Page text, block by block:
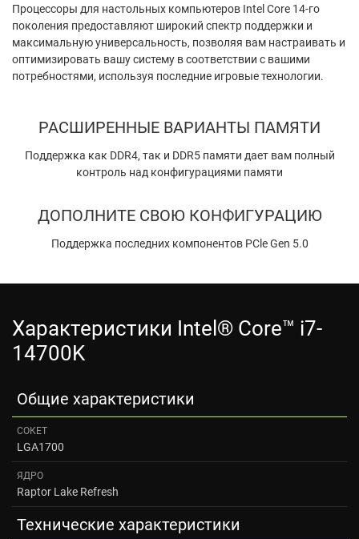
Процессоры для настольных компьютеров Intel Core 14-го
поколения предоставляют широкий спектр поддержки и
максимальную универсальность, позволяя вам настраивать и
оптимизировать вашу систему в соответствии с вашими
потребностями, используя последние игровые технологии.
РАСШИРЕННЫЕ ВАРИАНТЫ ПАМЯТИ
Поддержка как DDR4, так и DDR5 памяти дает вам полный
контроль над конфигурациями памяти
ДОПОЛНИТЕ СВОЮ КОНФИГУРАЦИЮ
Поддержка последних компонентов PCle Gen 5.0
Характеристики Intel® Core™ i7-
14700K
Общие характеристики
СОКЕТ
LGA1700
ЯДРО
Raptor Lake Refresh
Технические характеристики